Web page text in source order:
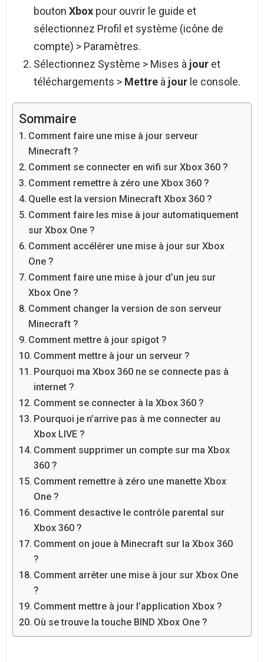
bouton Xbox pour ouvrir le guide et
sélectionnez Profil et système (icône de
compte) > Paramètres.
Sélectionnez Système > Mises à jour et
téléchargements > Mettre à jour le console.
Sommaire
Comment faire une mise à jour serveur
Minecraft ?
Comment se connecter en wifi sur Xbox 360 ?
Comment remettre à zéro une Xbox 360 ?
Quelle est la version Minecraft Xbox 360 ?
Comment faire les mise à jour automatiquement
sur Xbox One ?
Comment accélérer une mise à jour sur Xbox
One ?
Comment faire une mise à jour d’un jeu sur
Xbox One ?
Comment changer la version de son serveur
Minecraft ?
Comment mettre à jour spigot ?
Comment mettre à jour un serveur ?
Pourquoi ma Xbox 360 ne se connecte pas à
internet ?
Comment se connecter à la Xbox 360 ?
Pourquoi je n’arrive pas à me connecter au
Xbox LIVE ?
Comment supprimer un compte sur ma Xbox
360 ?
Comment remettre à zéro une manette Xbox
One ?
Comment desactive le contrôle parental sur
Xbox 360 ?
Comment on joue à Minecraft sur la Xbox 360
?
Comment arrêter une mise à jour sur Xbox One
?
Comment mettre à jour l’application Xbox ?
Où se trouve la touche BIND Xbox One ?